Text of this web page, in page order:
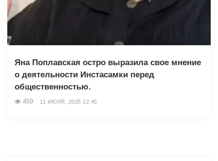
Яна Поплавская остро выразила свое мнение
о деятельности Инстасамки перед
общественностью.
459 11 ИЮЛЯ, 2025 22:45